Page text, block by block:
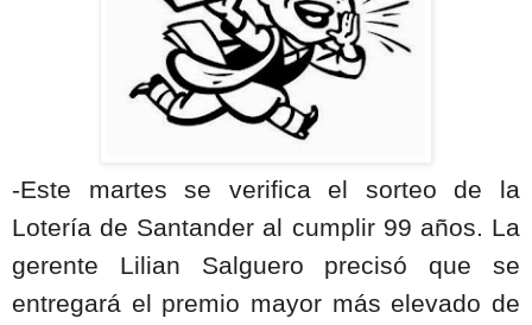
-Este martes se verifica el sorteo de la
Lotería de Santander al cumplir 99 años. La
gerente Lilian Salguero precisó que se
entregará el premio mayor más elevado de